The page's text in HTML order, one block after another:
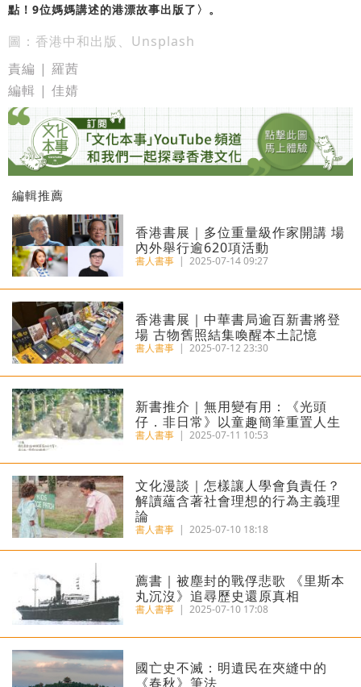
點！9位媽媽講述的港漂故事出版了〉。
圖：香港中和出版、Unsplash
責編 | 羅茜
編輯 | 佳婧
編輯推薦
香港書展｜多位重量級作家開講 場
內外舉行逾620項活動
書人書事 | 2025-07-14 09:27
香港書展｜中華書局逾百新書將登
場 古物舊照結集喚醒本土記憶
書人書事 | 2025-07-12 23:30
新書推介｜無用變有用：《光頭
仔．非日常》以童趣簡筆重置人生
書人書事 | 2025-07-11 10:53
文化漫談｜怎樣讓人學會負責任？
解讀蘊含著社會理想的行為主義理
論
書人書事 | 2025-07-10 18:18
薦書｜被塵封的戰俘悲歌 《里斯本
丸沉沒》追尋歷史還原真相
書人書事 | 2025-07-10 17:08
國亡史不滅：明遺民在夾縫中的
《春秋》筆法